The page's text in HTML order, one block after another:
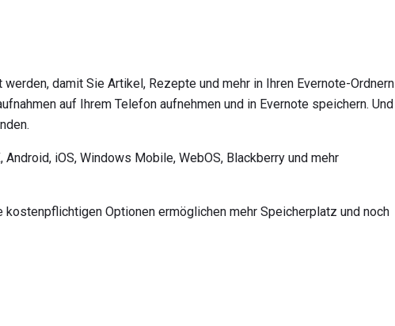
damit Sie Artikel, Rezepte und mehr in Ihren Evernote-Ordnern
auf Ihrem Telefon aufnehmen und in Evernote speichern. Und
iOS, Windows Mobile, WebOS, Blackberry und mehr
Optionen ermöglichen mehr Speicherplatz und noch